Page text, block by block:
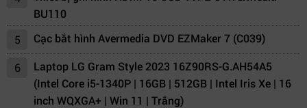
BU110
5
Cạc bắt hình Avermedia DVD EZMaker 7 (C039)
6
Laptop LG Gram Style 2023 16Z90RS-G.AH54A5
(Intel Core i5-1340P | 16GB | 512GB | Intel Iris Xe | 16
inch WQXGA+ | Win 11 | Trắng)